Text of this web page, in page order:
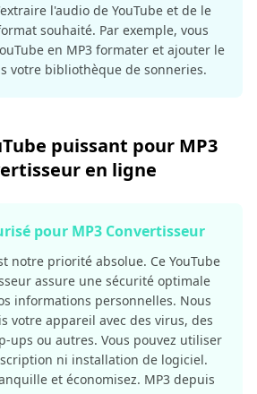
l'audio de YouTube et de le
souhaité. Par exemple, vous
en MP3 formater et ajouter le
votre bibliothèque de sonneries.
puissant pour MP3
en ligne
pour MP3 Convertisseur
notre priorité absolue. Ce YouTube
assure une sécurité optimale
informations personnelles. Nous
votre appareil avec des virus, des
ups ou autres. Vous pouvez utiliser
ni installation de logiciel.
et économisez. MP3 depuis